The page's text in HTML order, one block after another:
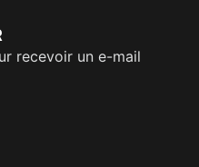
recevoir un e-mail